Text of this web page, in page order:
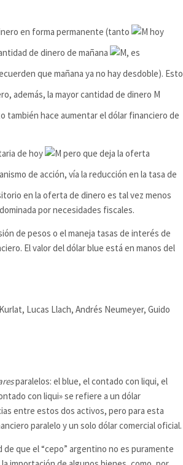
en forma permanente (tanto
hoy
de dinero de mañana
, es
que mañana ya no hay desdoble). Esto
además, la mayor cantidad de dinero M
también hace aumentar el dólar financiero de
de hoy
pero que deja la oferta
de acción, vía la reducción en la tasa de
en la oferta de dinero es tal vez menos
por necesidades fiscales.
de pesos o el maneja tasas de interés de
El valor del dólar blue está en manos del
Lucas Llach, Andrés Neumeyer, Guido
paralelos: el blue, el contado con liqui, el
con liqui» se refiere a un dólar
entre estos dos activos, pero para esta
paralelo y un solo dólar comercial oficial.
que el “cepo” argentino no es puramente